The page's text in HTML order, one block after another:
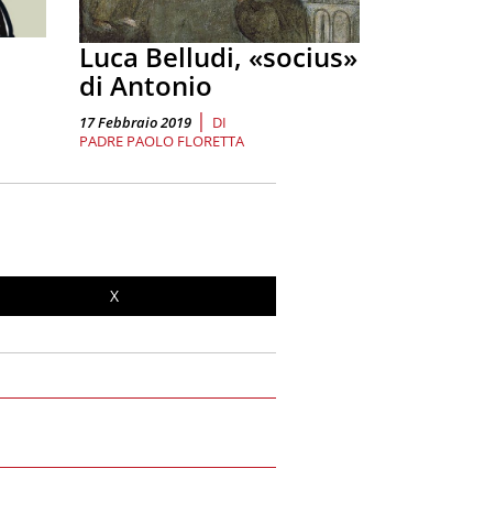
Luca Belludi, «socius»
di Antonio
17 Febbraio 2019 | DI
PADRE PAOLO FLORETTA
X